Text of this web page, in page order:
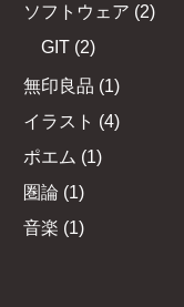
ソフトウェア (2)
GIT (2)
無印良品 (1)
イラスト (4)
ポエム (1)
圏論 (1)
音楽 (1)